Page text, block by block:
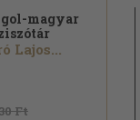
magyar
Lajos...
Ft